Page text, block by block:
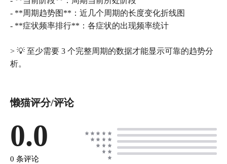
- **周期趋势图**：近几个周期的长度变化折线图
- **症状频率排行**：各症状的出现频率统计
> 💡 至少需要 3 个完整周期的数据才能显示可靠的趋势分
懒猫评分/评论
0.0
0 条评论